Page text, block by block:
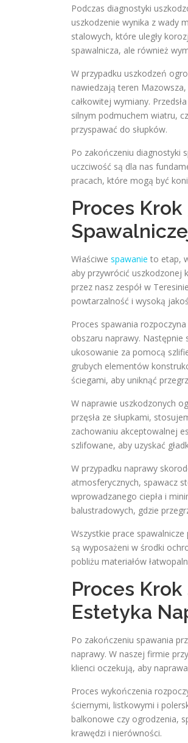
Podczas diagnostyki
uszkodzenie wynika z wady
stalowych, które uległy
spawalnicza, ale również
W przypadku uszkodzeń
nawiedzają teren
całkowitej wymiany.
silnym podmuchem wiatru,
przyspawać do słupków.
Po zakończeniu diagnostyki
uczciwość są dla nas
pracach, które mogą być
Proces
Właściwe spawanie to etap,
aby przywrócić uszkodzonej
przez nasz zespół w
powtarzalność i wysoką
Proces spawania
obszaru naprawy.
ukosowanie za pomocą
grubych elementów
ściegami, aby uniknąć
W naprawie uszkodzonych
przęsła ze słupkami,
zachowaniu akceptowalnej
szlifowane, aby uzyskać
W przypadku naprawy
atmosferycznych, spawacz
wprowadzanego ciepła i
balustradowych, gdzie
Wszystkie prace
są wyposażeni w środki
pobliżu materiałów
Proces
Estetyka
Po zakończeniu spawania
naprawy. W naszej firmie
klienci oczekują, aby
Proces wykończenia
ściernymi, listkowymi i
balkonowe czy ogrodzenia,
krawędzi i nierówności.